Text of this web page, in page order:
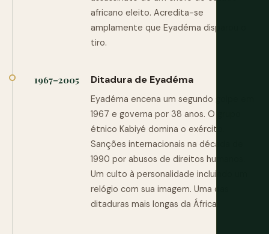
africano eleito. Acredita-se
amplamente que Eyadéma disparou o
tiro.
1967–2005 Ditadura de Eyadéma
Eyadéma encena um segundo golpe em
1967 e governa por 38 anos. O grupo
étnico Kabiyé domina o exército.
Sanções internacionais na década de
1990 por abusos de direitos humanos.
Um culto à personalidade incluindo um
relógio com sua imagem. Uma das
ditaduras mais longas da África.